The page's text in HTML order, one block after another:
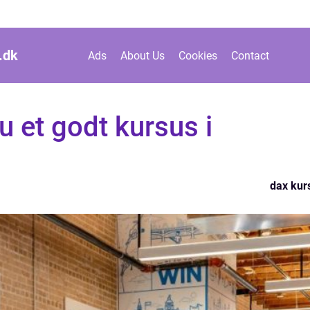
dk Ads About Us Cookies Contact
et godt kursus i
dax